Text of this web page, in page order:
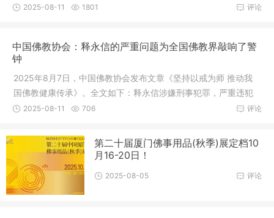
沸沸扬
评论
2025-08-11 1801
中国佛教协会：释永信的严重问题为全国佛教界敲响了警
钟
2025年8月7日，中国佛教协会发布文章《坚持以戒为师 推动我
国佛教健康传承》。全文如下：释永信涉嫌刑事犯罪，严重违犯
佛教戒律
评论
2025-08-11 706
第二十届厦门佛事用品(秋季)展定档10
月16-20日！
评论
2025-08-05